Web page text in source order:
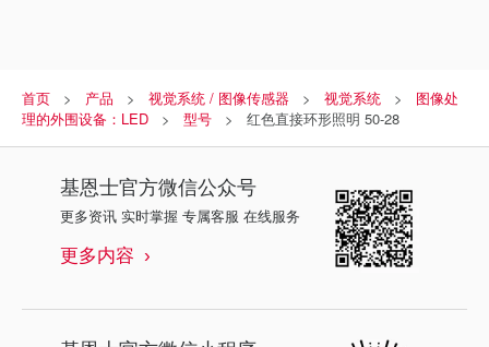
首页 产品 视觉系统 / 图像传感器 视觉系统
图像处
理的外围设备：LED
型号 红色直接环形照明 50-28
基恩士官方微信公众号
更多资讯 实时掌握 专属客服 在线服务
更多内容